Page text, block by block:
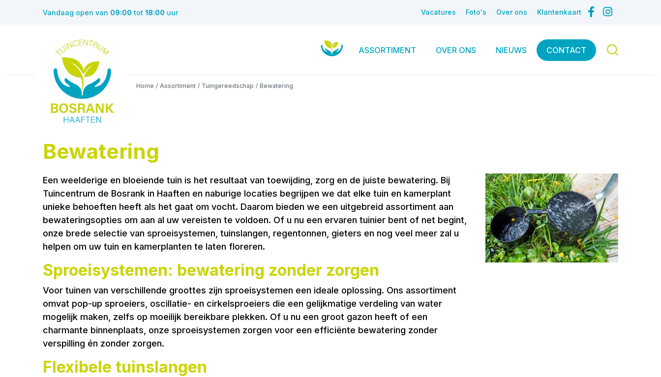
Home Assortiment Tuingereedschap Bewatering
Vandaag open van 09:00 tot 18:00 uur Vacatures Foto's Over ons Klantenkaart
ASSORTIMENT OVER ONS NIEUWS CONTACT
Bewatering
Een weelderige en bloeiende tuin is het resultaat van toewijding, zorg en de juiste bewatering. Bij
Tuincentrum de Bosrank in Haaften en naburige locaties begrijpen we dat elke tuin en kamerplant
unieke behoeften heeft als het gaat om vocht. Daarom bieden we een uitgebreid assortiment aan
bewateringsopties om aan al uw vereisten te voldoen. Of u nu een ervaren tuinier bent of net begint,
onze brede selectie van sproeisystemen, tuinslangen, regentonnen, gieters en nog veel meer zal u
helpen om uw tuin en kamerplanten te laten floreren.
Sproeisystemen: bewatering zonder zorgen
Voor tuinen van verschillende groottes zijn sproeisystemen een ideale oplossing. Ons assortiment
omvat pop-up sproeiers, oscillatie- en cirkelsproeiers die een gelijkmatige verdeling van water
mogelijk maken, zelfs op moeilijk bereikbare plekken. Of u nu een groot gazon heeft of een
charmante binnenplaats, onze sproeisystemen zorgen voor een efficiënte bewatering zonder
verspilling én zonder zorgen.
Flexibele tuinslangen